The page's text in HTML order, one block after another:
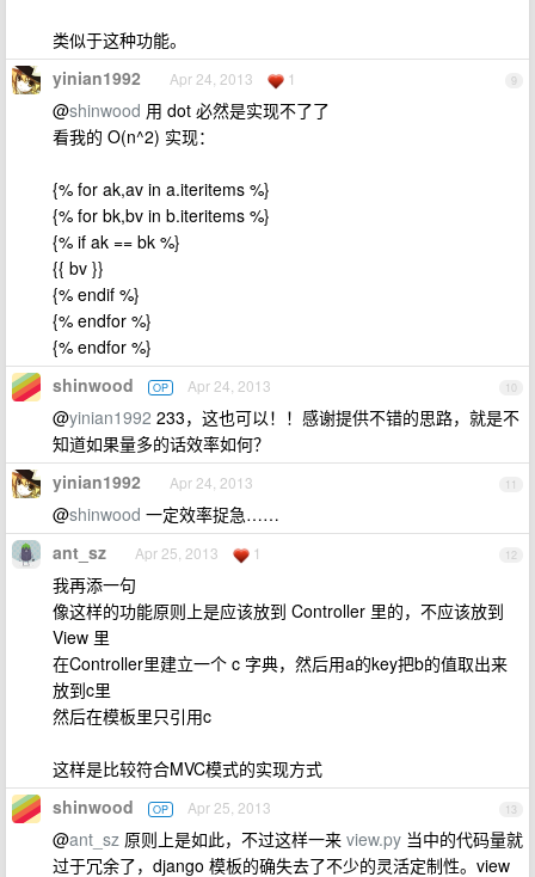
类似于这种功能。
9
yinian1992 Apr 24, 2013 1
@shinwood 用 dot 必然是实现不了了
看我的 O(n^2) 实现：
{% for ak,av in a.iteritems %}
{% for bk,bv in b.iteritems %}
{% if ak == bk %}
{{ bv }}
{% endif %}
{% endfor %}
{% endfor %}
10
shinwood OP Apr 24, 2013
@yinian1992 233，这也可以！！感谢提供不错的思路，就是不
知道如果量多的话效率如何？
11
yinian1992 Apr 24, 2013
@shinwood 一定效率捉急……
12
ant_sz Apr 25, 2013 1
我再添一句
像这样的功能原则上是应该放到 Controller 里的，不应该放到
View 里
在Controller里建立一个 c 字典，然后用a的key把b的值取出来
放到c里
然后在模板里只引用c
这样是比较符合MVC模式的实现方式
13
shinwood OP Apr 25, 2013
@ant_sz 原则上是如此，不过这样一来 view.py 当中的代码量就
过于冗余了，django 模板的确失去了不少的灵活定制性。view